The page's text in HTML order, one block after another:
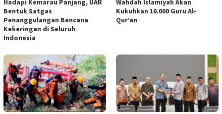
Hadapi Kemarau Panjang, UAR
Bentuk Satgas
Penanggulangan Bencana
Kekeringan di Seluruh
Indonesia
Wahdah Islamiyah Akan
Kukuhkan 10.000 Guru Al-
Qur’an